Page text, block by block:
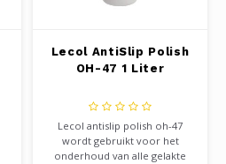
Lecol AntiSlip Polish
OH-47 1 Liter
Lecol antislip polish oh-47
wordt gebruikt voor het
onderhoud van alle gelakte